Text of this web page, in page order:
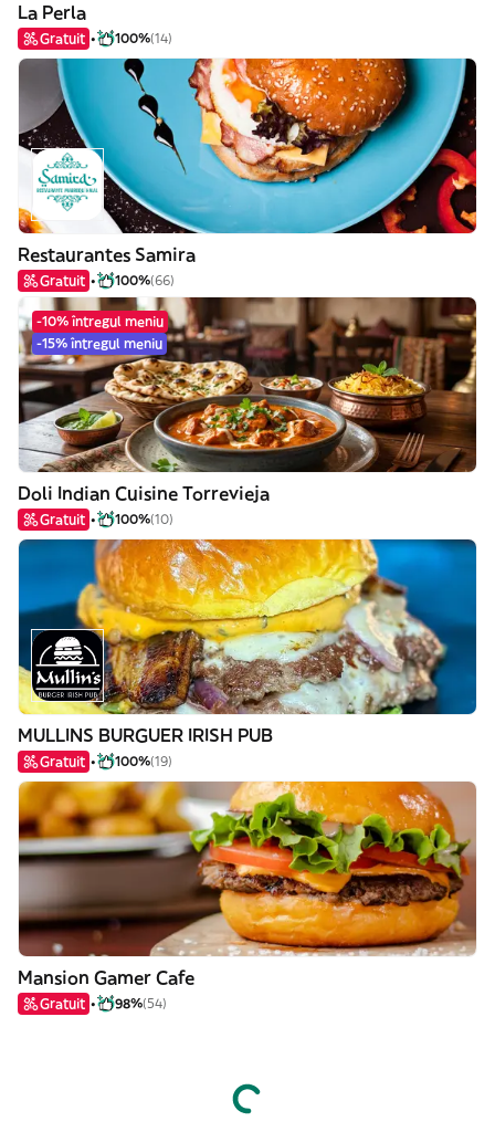
La Perla
Gratuit 100%(14)
Restaurantes Samira
Gratuit 100%(66)
-10% întregul meniu
-15% întregul meniu
Doli Indian Cuisine Torrevieja
Gratuit 100%(10)
MULLINS BURGUER IRISH PUB
Gratuit 100%(19)
Mansion Gamer Cafe
Gratuit 98%(54)